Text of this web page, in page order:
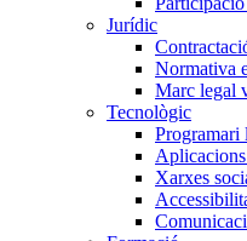
Jurídic
Normativa
Marc legal
Tecnològic
Programari
Xarxes